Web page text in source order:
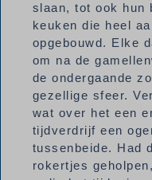
slaan, tot ook hun
keuken die heel
opgebouwd. Elke
om na de
de ondergaande
gezellige sfeer.
wat over het een
tijdverdrijf een
tussenbeide. Had
rokertjes